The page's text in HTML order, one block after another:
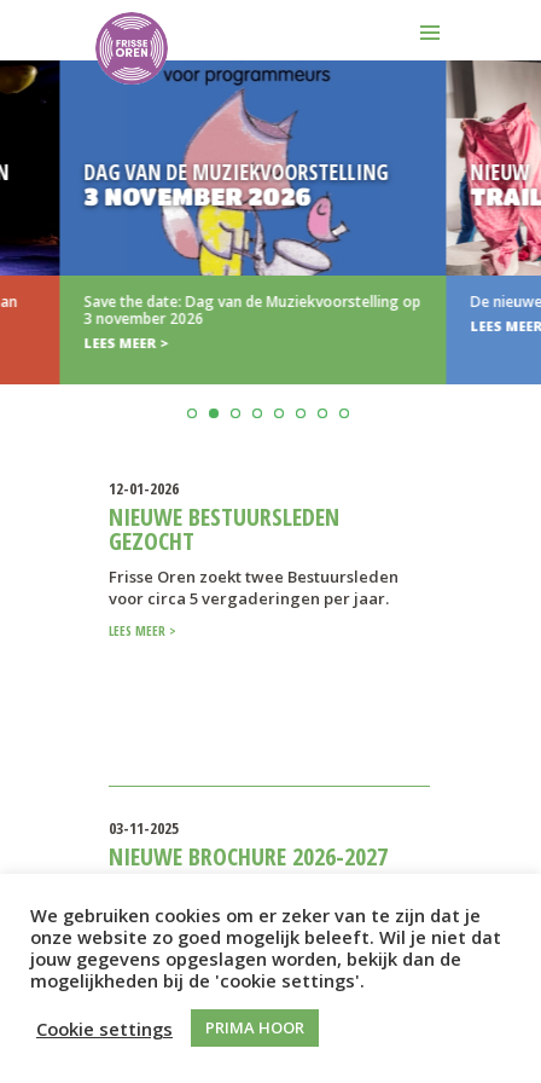
DAG VAN DE MUZIEKVOORSTELLING
3 NOVEMBER 2026
Save the date: Dag van de Muziekvoorstelling op
3 november 2026
LEES MEER >
NIEUW
TRAILER
De nieuwe trailer
LEES MEER >
12-01-2026
NIEUWE BESTUURSLEDEN
GEZOCHT
Frisse Oren zoekt twee Bestuursleden
voor circa 5 vergaderingen per jaar.
LEES MEER >
03-11-2025
NIEUWE BROCHURE 2026-2027
Voor u ligt de brochure met het aanbod
van Frisse Oren voor 2026-2027.
Download…
LEES MEER >
We gebruiken cookies om er zeker van te zijn dat je
onze website zo goed mogelijk beleeft. Wil je niet dat
jouw gegevens opgeslagen worden, bekijk dan de
mogelijkheden bij de 'cookie settings'.
Cookie settings
PRIMA HOOR